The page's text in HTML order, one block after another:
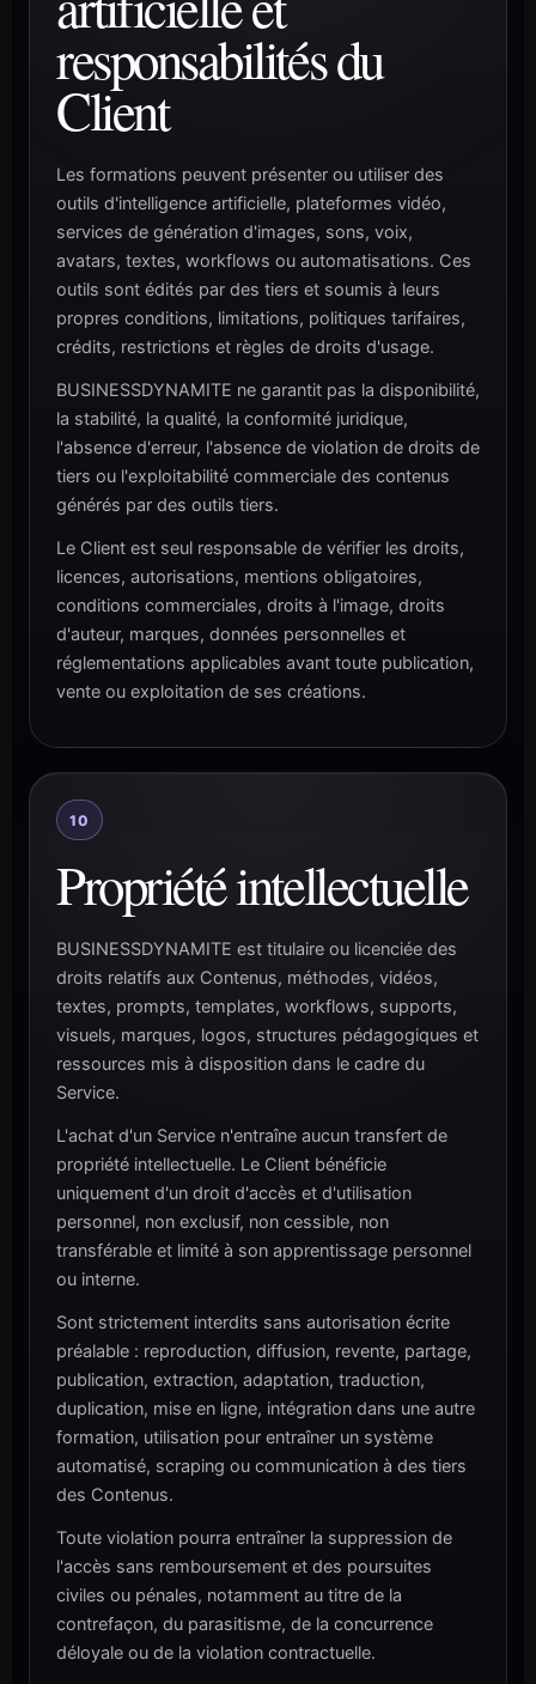
responsabilités du
Client
Les formations peuvent présenter ou utiliser des
outils d'intelligence artificielle, plateformes vidéo,
services de génération d'images, sons, voix,
avatars, textes, workflows ou automatisations. Ces
outils sont édités par des tiers et soumis à leurs
propres conditions, limitations, politiques tarifaires,
crédits, restrictions et règles de droits d'usage.
BUSINESSDYNAMITE ne garantit pas la disponibilité,
la stabilité, la qualité, la conformité juridique,
l'absence d'erreur, l'absence de violation de droits de
tiers ou l'exploitabilité commerciale des contenus
générés par des outils tiers.
Le Client est seul responsable de vérifier les droits,
licences, autorisations, mentions obligatoires,
conditions commerciales, droits à l'image, droits
d'auteur, marques, données personnelles et
réglementations applicables avant toute publication,
vente ou exploitation de ses créations.
10
Propriété intellectuelle
BUSINESSDYNAMITE est titulaire ou licenciée des
droits relatifs aux Contenus, méthodes, vidéos,
textes, prompts, templates, workflows, supports,
visuels, marques, logos, structures pédagogiques et
ressources mis à disposition dans le cadre du
Service.
L'achat d'un Service n'entraîne aucun transfert de
propriété intellectuelle. Le Client bénéficie
uniquement d'un droit d'accès et d'utilisation
personnel, non exclusif, non cessible, non
transférable et limité à son apprentissage personnel
ou interne.
Sont strictement interdits sans autorisation écrite
préalable : reproduction, diffusion, revente, partage,
publication, extraction, adaptation, traduction,
duplication, mise en ligne, intégration dans une autre
formation, utilisation pour entraîner un système
automatisé, scraping ou communication à des tiers
des Contenus.
Toute violation pourra entraîner la suppression de
l'accès sans remboursement et des poursuites
civiles ou pénales, notamment au titre de la
contrefaçon, du parasitisme, de la concurrence
déloyale ou de la violation contractuelle.